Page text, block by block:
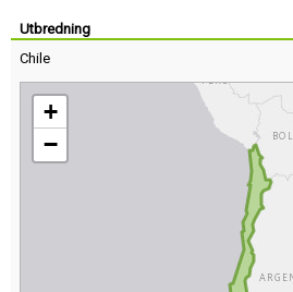
Utbredning
Chile
+
−